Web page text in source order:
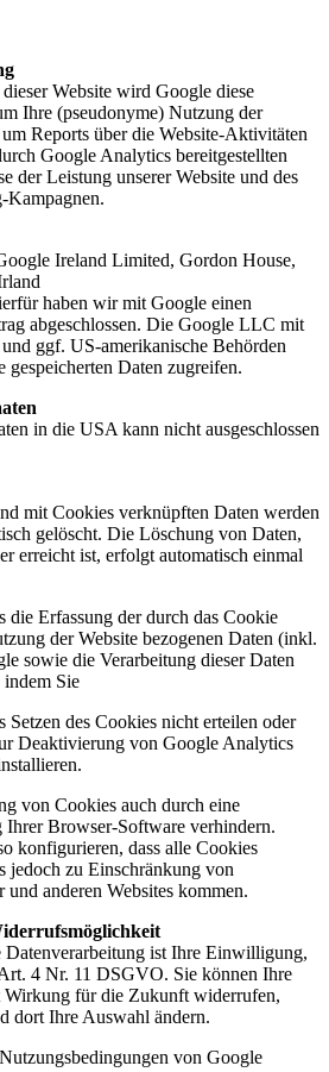
Website wird Google diese
Ihre (pseudonyme) Nutzung der
Reports über die Website-Aktivitäten
Google Analytics bereitgestellten
der Leistung unserer Website und des
Kampagnen.
Ireland Limited, Gordon House,
haben wir mit Google einen
abgeschlossen. Die Google LLC mit
ggf. US-amerikanische Behörden
Daten zugreifen.
in die USA kann nicht ausgeschlossen
mit Cookies verknüpften Daten werden
gelöscht. Die Löschung von Daten,
erreicht ist, erfolgt automatisch einmal
die Erfassung der durch das Cookie
der Website bezogenen Daten (inkl.
sowie die Verarbeitung dieser Daten
Sie
des Cookies nicht erteilen oder
Deaktivierung von Google Analytics
von Cookies auch durch eine
Ihrer Browser-Software verhindern.
konfigurieren, dass alle Cookies
jedoch zu Einschränkung von
anderen Websites kommen.
Datenverarbeitung ist Ihre Einwilligung,
4 Nr. 11 DSGVO. Sie können Ihre
für die Zukunft widerrufen,
dort Ihre Auswahl ändern.
von Google